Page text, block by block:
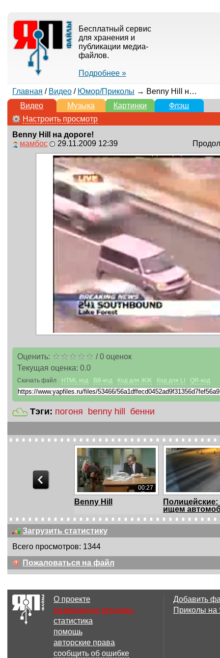
Бесплатный сервис
для хранения и
публикации медиа-
файлов.
Подробнее »
Главная / Видео/ Юмор/Приколы → Benny Hill на дороге!
Видео
Музыка Картинки
Флэш
Настроить просмотр
Benny Hill на дороге!
мамбос
29.11.2009 12:39
Оценить: /0оценок
Текущая оценка: 0.0
Скачать файл HTML код BB-код Код для ЖЖ Код для LI QR-код
Тэги: погоня benny hill бенни
00:27
Benny Hill
ищем
...
00:11
Погоня. Экшн погоня
Лютая погоня в
Иркутской области
Загрузить статистику
Всего просмотров: 1344
Пожаловаться на файл
О проекте
размещение рекламы
статистика
помощь
авторские права
сообщить об ошибке
Добавить
Приколы